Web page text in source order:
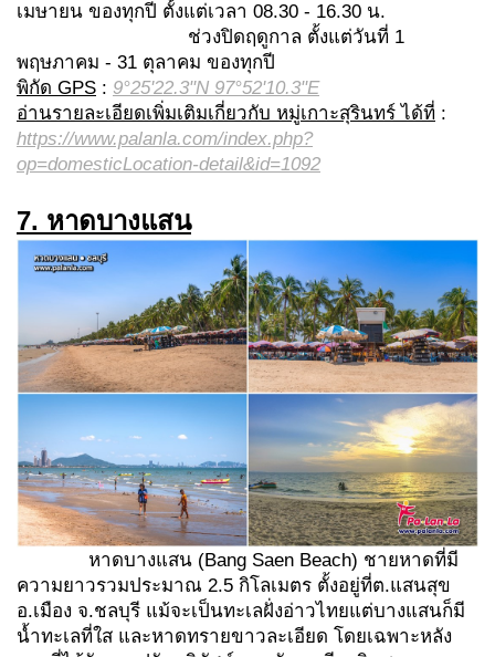
เมษายน ของทุกปี ตั้งแต่เวลา 08.30 - 16.30 น.
ช่วงปิดฤดูกาล ตั้งแต่วันที่ 1
พฤษภาคม - 31 ตุลาคม ของทุกปี
พิกัด GPS : 9°25'22.3"N 97°52'10.3"E
อ่านรายละเอียดเพิ่มเติมเกี่ยวกับ หมู่เกาะสุรินทร์ ได้ที่ :
https://www.palanla.com/index.php?
op=domesticLocation-detail&id=1092
7. หาดบางแสน
หาดบางแสน (Bang Saen Beach) ชายหาดที่มี
ความยาวรวมประมาณ 2.5 กิโลเมตร ตั้งอยู่ที่ต.แสนสุข
อ.เมือง จ.ชลบุรี แม้จะเป็นทะเลฝั่งอ่าวไทยแต่บางแสนก็มี
น้ำทะเลที่ใส และหาดทรายขาวละเอียด โดยเฉพาะหลัง